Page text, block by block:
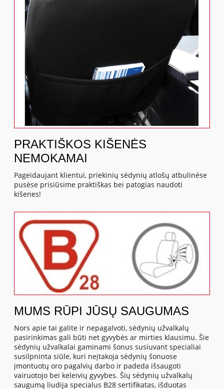
PRAKTIŠKOS KIŠENĖS
NEMOKAMAI
Pageidaujant klientui, priekinių sėdynių atlošų atbulinėse
pusėse prisiūsime praktiškas bei patogias naudoti
kišenes!
MUMS RŪPI JŪSŲ SAUGUMAS
Nors apie tai galite ir nepagalvoti, sėdynių užvalkalų
pasirinkimas gali būti net gyvybės ar mirties klausimu. Šie
sėdynių užvalkalai gaminami šonus susiuvant specialiai
susilpninta siūle, kuri neįtakoja sėdynių šonuose
įmontuotų oro pagalvių darbo ir padeda išsaugoti
vairuotojo bei keleivių gyvybes. Šių sėdynių užvalkalų
saugumą liudija specialus B28 sertifikatas, išduotas